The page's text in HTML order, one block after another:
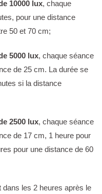
10000 lux, chaque
pour une distance
50 et 70 cm;
5000 lux, chaque séance
de 25 cm. La durée se
si la distance
2500 lux, chaque séance
de 17 cm, 1 heure pour
pour une distance de 60
les 2 heures après le